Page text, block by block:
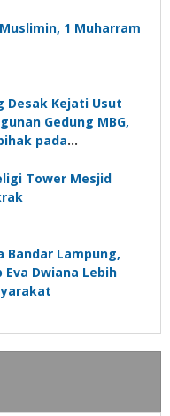
1 Muharram
Desak Kejati Usut
Gedung MBG,
pada
Tower Mesjid
Bandar Lampung,
Dwiana Lebih